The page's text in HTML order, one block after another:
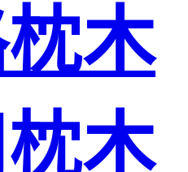
木
木